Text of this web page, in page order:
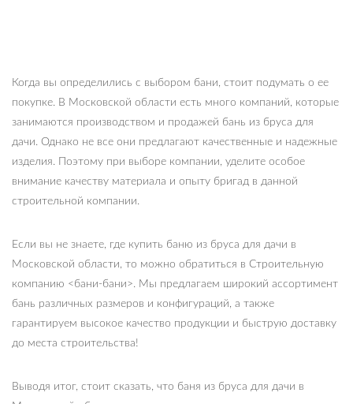
Когда вы определились с выбором бани, стоит подумать о ее
покупке. В Московской области есть много компаний, которые
занимаются производством и продажей бань из бруса для
дачи. Однако не все они предлагают качественные и надежные
изделия. Поэтому при выборе компании, уделите особое
внимание качеству материала и опыту бригад в данной
строительной компании.
Если вы не знаете, где купить баню из бруса для дачи в
Московской области, то можно обратиться в Строительную
компанию <бани-бани>. Мы предлагаем широкий ассортимент
бань различных размеров и конфигураций, а также
гарантируем высокое качество продукции и быструю доставку
до места строительства!
Выводя итог, стоит сказать, что баня из бруса для дачи в